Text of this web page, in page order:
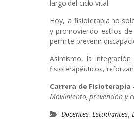
largo del ciclo vital.
Hoy, la fisioterapia no
y promoviendo estilos
permite prevenir
Asimismo, la
fisioterapéuticos,
Carrera de
Movimiento, prevención y
Docentes, Estudiantes,